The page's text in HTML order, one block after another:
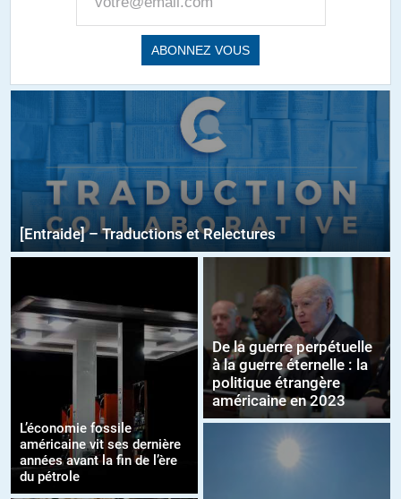
[Entraide] – Traductions et Relectures
L’économie fossile
américaine vit ses dernière
années avant la fin de l’ère
du pétrole
De la guerre perpétuelle
à la guerre éternelle : la
politique étrangère
américaine en 2023